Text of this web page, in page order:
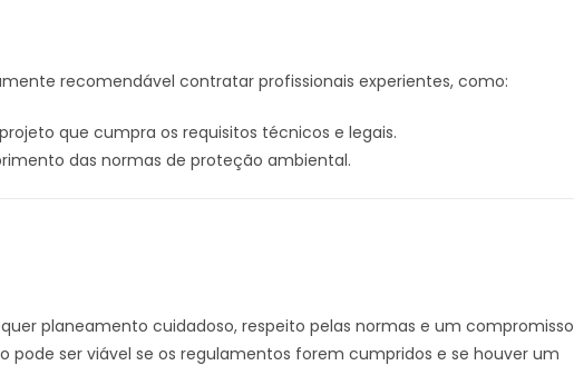
recomendável contratar profissionais experientes, como:
que cumpra os requisitos técnicos e legais.
das normas de proteção ambiental.
planeamento cuidadoso, respeito pelas normas e um compromisso
pode ser viável se os regulamentos forem cumpridos e se houver um